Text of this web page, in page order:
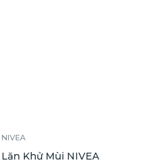
NIVEA
Lăn Khử Mùi NIVEA